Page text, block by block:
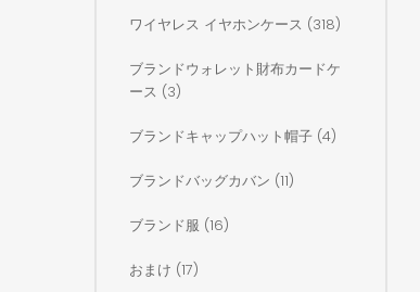
ワイヤレス イヤホンケース (318)
ブランドウォレット財布カードケ
ース (3)
ブランドキャップハット帽子 (4)
ブランドバッグカバン (11)
ブランド服 (16)
おまけ (17)